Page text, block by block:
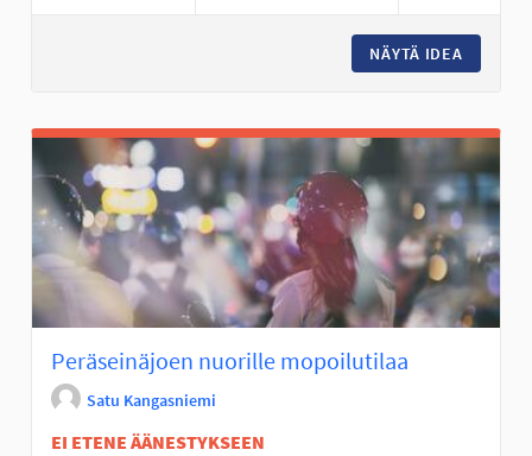
NÄYTÄ IDEA
Peräseinäjoen nuorille mopoilutilaa
Satu Kangasniemi
EI ETENE ÄÄNESTYKSEEN